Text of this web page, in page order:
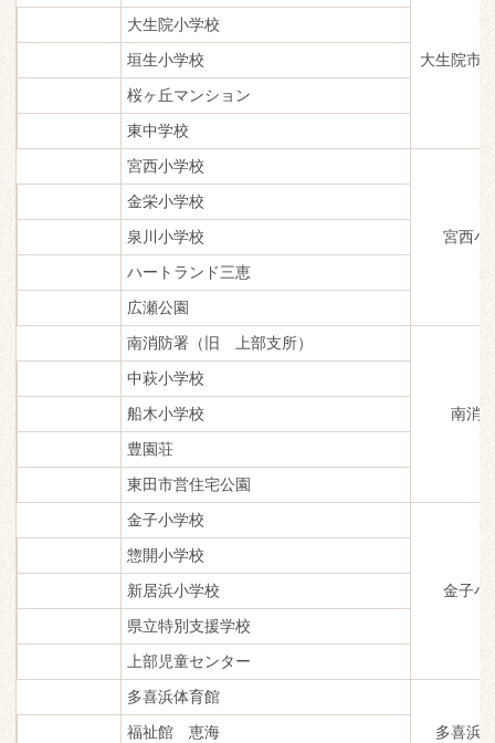
大生院市
大生院小学校
垣生小学校
桜ヶ丘マンション
東中学校
宮西小学校
宮西小
金栄小学校
泉川小学校
ハートランド三恵
広瀬公園
南消防署（旧 上部支所）
南消
中萩小学校
船木小学校
豊園荘
東田市営住宅公園
金子小学校
金子小
惣開小学校
新居浜小学校
県立特別支援学校
上部児童センター
多喜浜体育館
多喜浜
福祉館 恵海